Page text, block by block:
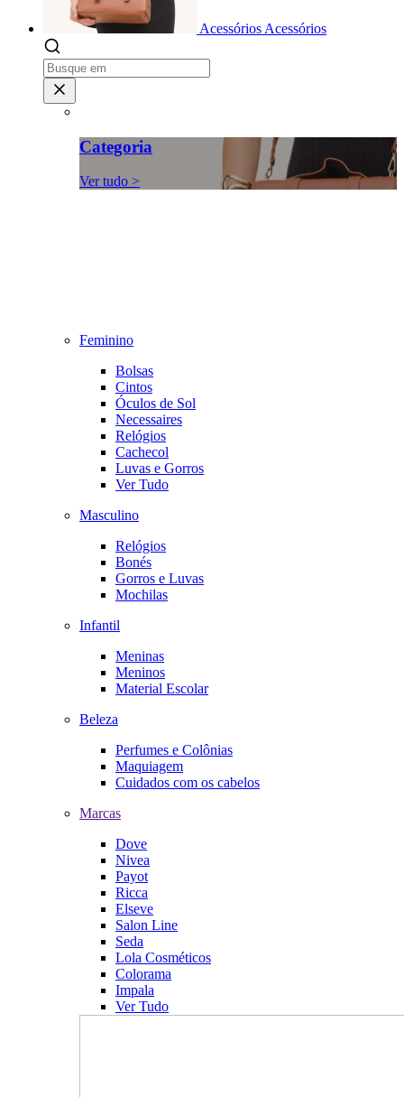
Acessórios Acessórios
Categoria
Ver tudo >
Feminino
Bolsas
Cintos
Óculos de Sol
Necessaires
Relógios
Cachecol
Luvas e Gorros
Ver Tudo
Masculino
Relógios
Bonés
Gorros e Luvas
Mochilas
Infantil
Meninas
Meninos
Material Escolar
Beleza
Perfumes e Colônias
Maquiagem
Cuidados com os cabelos
Marcas
Dove
Nivea
Payot
Ricca
Elseve
Salon Line
Seda
Lola Cosméticos
Colorama
Impala
Ver Tudo